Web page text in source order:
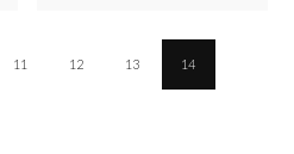
11 12 13 14